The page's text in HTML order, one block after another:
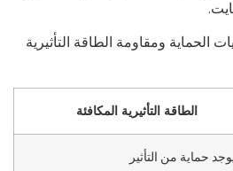
ومقاومة الطاقة التأثيرية
الطاقة التأثيرية المكافئة
حماية من التأثير